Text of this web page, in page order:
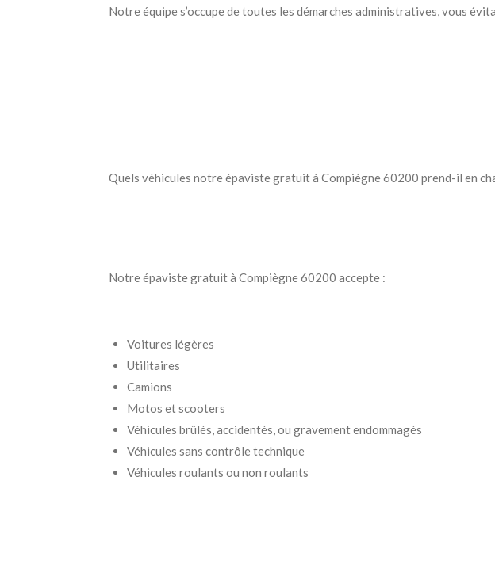
Notre équipe s’occupe de toutes les démarches administratives, vous
Quels véhicules notre épaviste gratuit à Compiègne 60200 prend-il en
Notre épaviste gratuit à Compiègne 60200 accepte :
Voitures légères
Utilitaires
Camions
Motos et scooters
Véhicules brûlés, accidentés, ou gravement endommagés
Véhicules sans contrôle technique
Véhicules roulants ou non roulants